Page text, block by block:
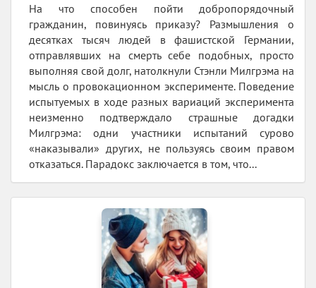
На что способен пойти добропорядочный
гражданин, повинуясь приказу? Размышления о
десятках тысяч людей в фашистской Германии,
отправлявших на смерть себе подобных, просто
выполняя свой долг, натолкнули Стэнли Милгрэма на
мысль о провокационном эксперименте. Поведение
испытуемых в ходе разных вариаций эксперимента
неизменно подтверждало страшные догадки
Милгрэма: одни участники испытаний сурово
«наказывали» других, не пользуясь своим правом
отказаться. Парадокс заключается в том, что...